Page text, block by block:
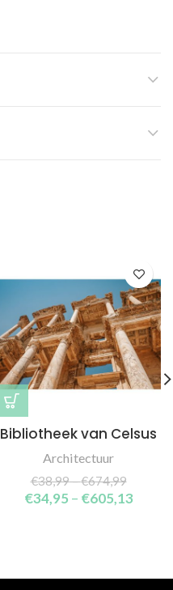
Bibliotheek van Celsus
Architectuur
€38,99–€674,99
€34,95 – €605,13